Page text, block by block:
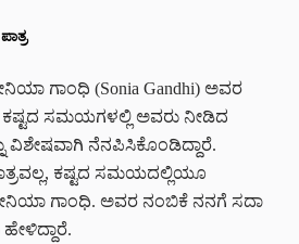
ಗಾಂಧಿ (Sonia Gandhi) ಅವರ
ಕಷ್ಟದ ಸಮಯಗಳಲ್ಲಿ ಅವರು ನೀಡಿದ
ವಿಶೇಷವಾಗಿ ನೆನಪಿಸಿಕೊಂಡಿದ್ದಾರೆ.
ಕಷ್ಟದ ಸಮಯದಲ್ಲಿಯೂ
ಗಾಂಧಿ. ಅವರ ನಂಬಿಕೆ ನನಗೆ ಸದಾ